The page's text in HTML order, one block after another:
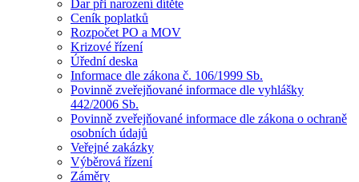
Dar při narození dítěte
Ceník poplatků
Rozpočet PO a MOV
Krizové řízení
Úřední deska
Informace dle zákona č. 106/1999 Sb.
Povinně zveřejňované informace dle vyhlášky
442/2006 Sb.
Povinně zveřejňované informace dle zákona o ochraně
osobních údajů
Veřejné zakázky
Výběrová řízení
Záměry